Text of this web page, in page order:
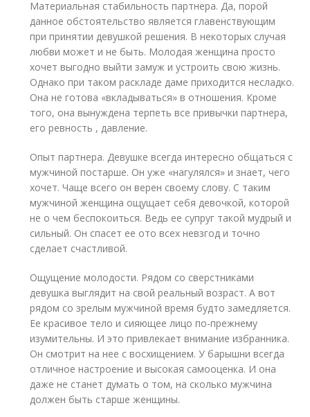
Материальная стабильность партнера. Да, порой
данное обстоятельство является главенствующим
при принятии девушкой решения. В некоторых случая
любви может и не быть. Молодая женщина просто
хочет выгодно выйти замуж и устроить свою жизнь.
Однако при таком раскладе даме приходится несладко.
Она не готова «вкладываться» в отношения. Кроме
того, она вынуждена терпеть все привычки партнера,
его ревность , давление.
Опыт партнера. Девушке всегда интересно общаться с
мужчиной постарше. Он уже «нагулялся» и знает, чего
хочет. Чаще всего он верен своему слову. С таким
мужчиной женщина ощущает себя девочкой, которой
не о чем беспокоиться. Ведь ее супруг такой мудрый и
сильный. Он спасет ее ото всех невзгод и точно
сделает счастливой.
Ощущение молодости. Рядом со сверстниками
девушка выглядит на свой реальный возраст. А вот
рядом со зрелым мужчиной время будто замедляется.
Ее красивое тело и сияющее лицо по-прежнему
изумительны. И это привлекает внимание избранника.
Он смотрит на нее с восхищением. У барышни всегда
отличное настроение и высокая самооценка. И она
даже не станет думать о том, на сколько мужчина
должен быть старше женщины.